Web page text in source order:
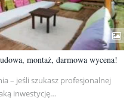
montaż, darmowa wycena!
– jeśli szukasz profesjonalnej
inwestycję…